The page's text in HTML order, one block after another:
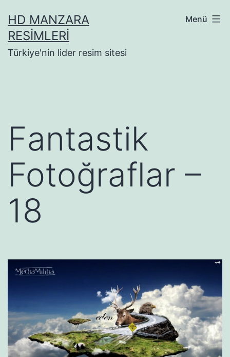
geçHD MANZARA
RESIMLERI
Türkiye'nin lider resim sitesi
Menü
Fantastik
Fotoğraflar –
18